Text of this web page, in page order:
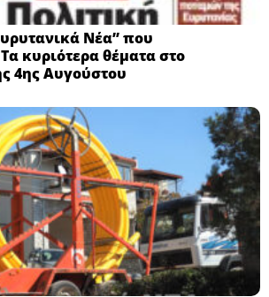
Νέα” που
κυριότερα θέματα στο
4ης Αυγούστου